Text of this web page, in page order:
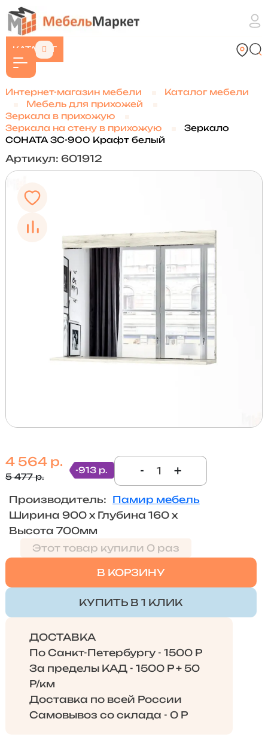
КАТАЛОГ
Интернет-магазин мебели
Каталог мебели
Мебель для прихожей
Зеркала в прихожую
Зеркала на стену в прихожую
Зеркало
СОНАТА ЗС-900 Крафт белый
Артикул: 601912
4 564 р.
5 477 р.
-913 р. - +
Производитель: Памир мебель
Ширина 900 х Глубина 160 х
Высота 700мм
Этот товар купили 0 раз
В КОРЗИНУ
КУПИТЬ В 1 КЛИК
ДОСТАВКА
По Санкт-Петербургу - 1500 Р
За пределы КАД - 1500 Р + 50
Р/км
Доставка по всей России
Самовывоз со склада - 0 Р